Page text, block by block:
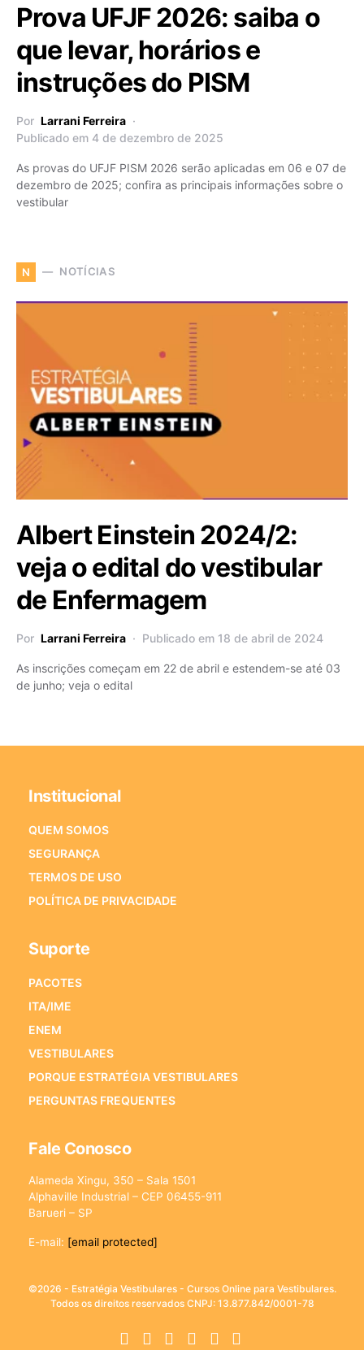
Prova UFJF 2026: saiba o
que levar, horários e
instruções do PISM
Por Larrani Ferreira
Publicado em 4 de dezembro de 2025
As provas do UFJF PISM 2026 serão aplicadas em 06 e 07 de
dezembro de 2025; confira as principais informações sobre o
vestibular
N NOTÍCIAS
Albert Einstein 2024/2:
veja o edital do vestibular
de Enfermagem
Por Larrani Ferreira Publicado em 18 de abril de 2024
As inscrições começam em 22 de abril e estendem-se até 03
de junho; veja o edital
Institucional
QUEM SOMOS
SEGURANÇA
TERMOS DE USO
POLÍTICA DE PRIVACIDADE
Suporte
PACOTES
ITA/IME
ENEM
VESTIBULARES
PORQUE ESTRATÉGIA VESTIBULARES
PERGUNTAS FREQUENTES
Fale Conosco
Alameda Xingu, 350 – Sala 1501
Alphaville Industrial – CEP 06455-911
Barueri – SP
E-mail: [email protected]
©2026 - Estratégia Vestibulares - Cursos Online para Vestibulares.
Todos os direitos reservados CNPJ: 13.877.842/0001-78